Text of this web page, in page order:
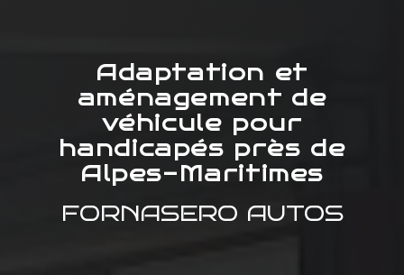
Adaptation et
aménagement de
véhicule pour
handicapés près de
Alpes-Maritimes
FORNASERO AUTOS